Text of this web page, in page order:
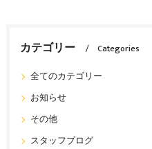
カテゴリー
Categories
全てのカテゴリー
お知らせ
その他
スタッフブログ